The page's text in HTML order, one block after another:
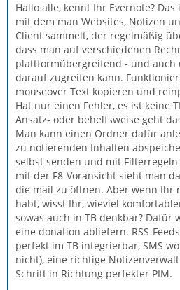
Hallo alle, kennt Ihr Evernote?
mit dem man Websites, Notizen
Client sammelt, der regelmäßig
dass man auf verschiedenen
plattformübergreifend - und auch
darauf zugreifen kann.
mouseover Text kopieren und
Hat nur einen Fehler, es ist keine
Ansatz- oder behelfsweise geht
Man kann einen Ordner dafür
zu notierenden Inhalten
selbst senden und mit
mit der F8-Voransicht sieht man
die mail zu öffnen. Aber wenn Ihr
habt, wisst Ihr, wieviel
sowas auch in TB denkbar? Dafür
eine donation abliefern. RSS-
perfekt im TB integrierbar, SMS
nicht), eine richtige
Schritt in Richtung perfekter PIM.